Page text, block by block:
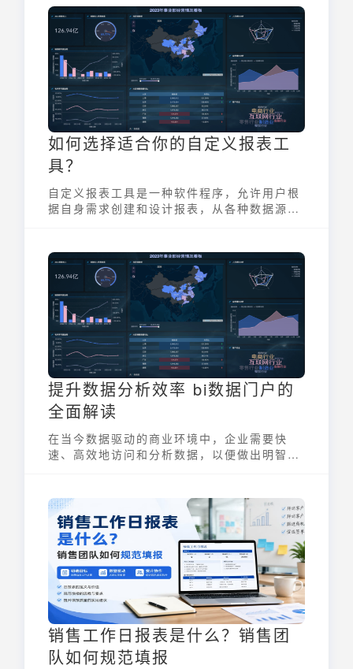
单！本文将带你深入了解拖拽报表的强大功
能，并告诉你如何轻松上手，构建属于你自己
的数据可视化大屏与报表。
如何选择适合你的自定义报表工
具？
自定义报表工具是一种软件程序，允许用户根
据自身需求创建和设计报表，从各种数据源提
性，能够精确控制报表的内容、布局和样式，
从而满足特定的业务分析和决策需求。选择合
适的自定义报表工具对企业至关重要，因为它
直接影响到数据分析的效率和准确性。
提升数据分析效率 bi数据门户的
全面解读
在当今数据驱动的商业环境中，企业需要快
速、高效地访问和分析数据，以便做出明智的
储、访问和交互企业数据分析与报告工具，帮
助用户从多个来源发现趋势并生成洞见。通过
BI数据门户，企业能够更好地管理其数据资
产，提升数据分析效率，并最终实现业务增
长。
销售工作日报表是什么？销售团
队如何规范填报